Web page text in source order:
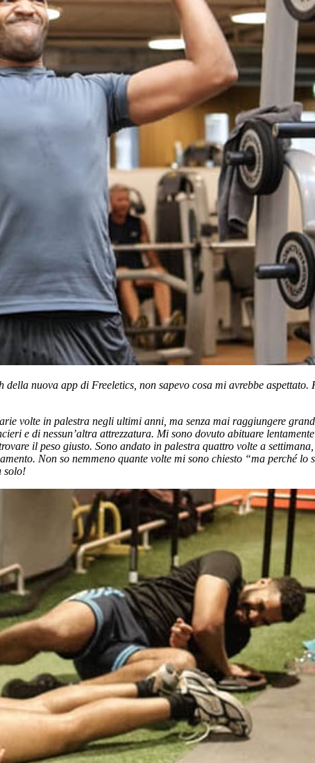
nuova app di Freeletics, non sapevo cosa mi avrebbe aspettato.
volte in palestra negli ultimi anni, ma senza mai raggiungere
e di nessun’altra attrezzatura. Mi sono dovuto abituare
il peso giusto. Sono andato in palestra quattro volte a
Non so nemmeno quante volte mi sono chiesto “ma perché lo
solo!